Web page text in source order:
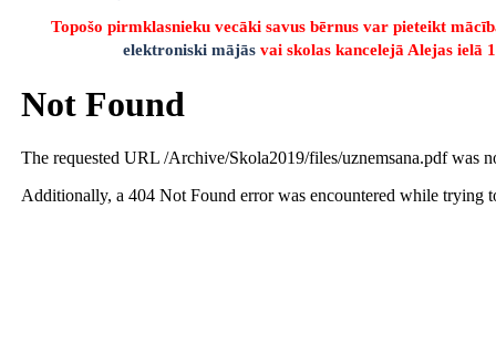
Topošo pirmklasnieku vecāki savus bērnus var pieteikt
elektroniski mājās vai skolas kancelejā Alejas ielā